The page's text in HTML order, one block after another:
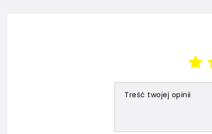
Treść twojej opinii